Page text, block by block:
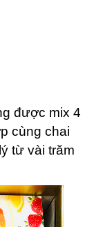
được mix 4
cùng chai
từ vài trăm